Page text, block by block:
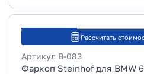
Рассчитать
Артикул B-083
Фаркоп Steinhof для BMW